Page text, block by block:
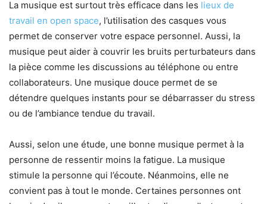
La musique est surtout très efficace dans les lieux de
travail en open space, l’utilisation des casques vous
permet de conserver votre espace personnel. Aussi, la
musique peut aider à couvrir les bruits perturbateurs dans
la pièce comme les discussions au téléphone ou entre
collaborateurs. Une musique douce permet de se
détendre quelques instants pour se débarrasser du stress
ou de l’ambiance tendue du travail.
Aussi, selon une étude, une bonne musique permet à la
personne de ressentir moins la fatigue. La musique
stimule la personne qui l’écoute. Néanmoins, elle ne
convient pas à tout le monde. Certaines personnes ont